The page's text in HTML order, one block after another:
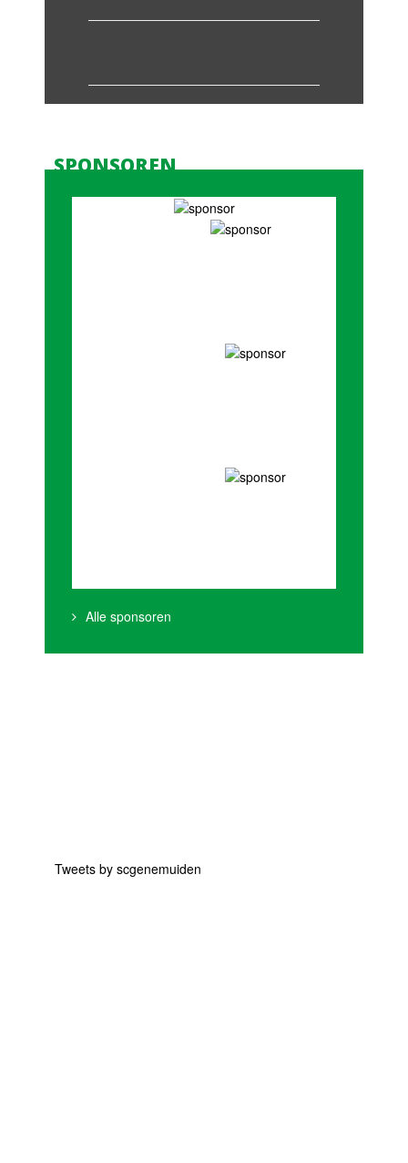
SPONSOREN
Alle sponsoren
Tweets by scgenemuiden